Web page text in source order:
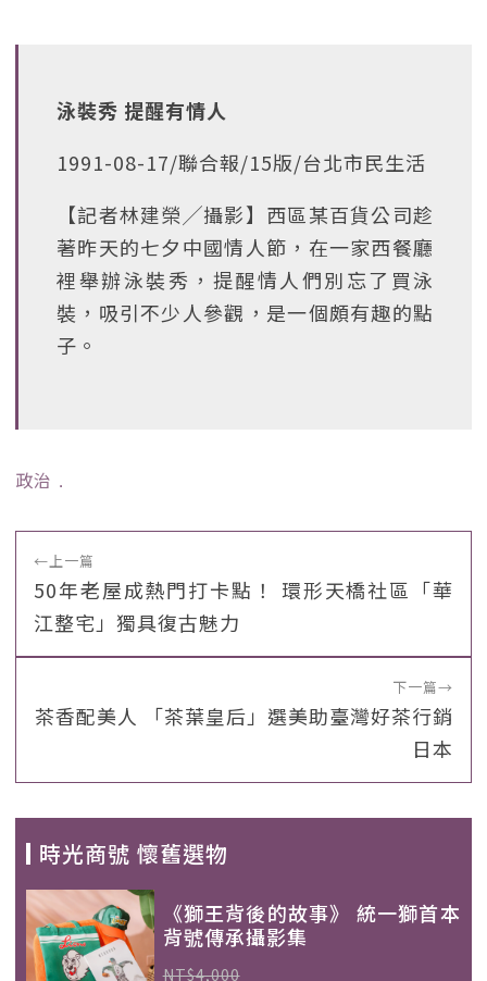
泳裝秀 提醒有情人
1991-08-17/聯合報/15版/台北市民生活
【記者林建榮╱攝影】西區某百貨公司趁
著昨天的七夕中國情人節，在一家西餐廳
裡舉辦泳裝秀，提醒情人們別忘了買泳
裝，吸引不少人參觀，是一個頗有趣的點
子。
政治 ﹒
←上一篇
50年老屋成熱門打卡點！ 環形天橋社區「華
江整宅」獨具復古魅力
下一篇→
茶香配美人 「茶葉皇后」選美助臺灣好茶行銷
日本
時光商號 懷舊選物
《獅王背後的故事》 統一獅首本
背號傳承攝影集
NT$4,000